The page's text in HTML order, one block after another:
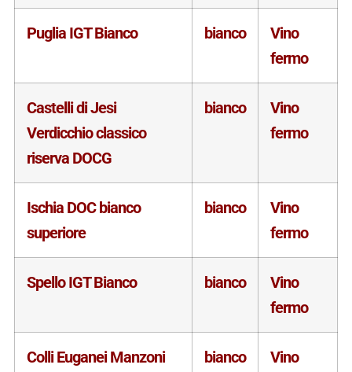
Puglia IGT Bianco bianco
Vino
fermo
Castelli di Jesi
Verdicchio classico
riserva DOCG
bianco
Vino
fermo
Ischia DOC bianco
superiore
bianco
Vino
fermo
Spello IGT Bianco bianco
Vino
fermo
Colli Euganei Manzoni
bianco
Vino